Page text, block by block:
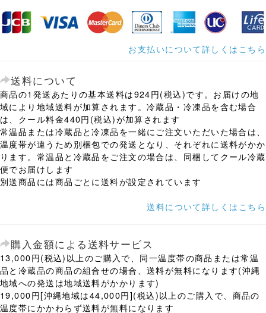
お支払いについて詳しくはこちら
送料について
商品の1発送あたりの基本送料は924円(税込)です。お届けの地
域により地域送料が加算されます。冷蔵品・冷凍品を含む場合
は、クール料金440円(税込)が加算されます
常温品または冷蔵品と冷凍品を一緒にご注文いただいた場合は、
温度帯が違うため別梱包での発送となり、それぞれに送料がかか
ります。常温品と冷蔵品をご注文の場合は、同梱してクール冷蔵
便でお届けします
別送商品には商品ごとに送料が設定されています
送料について詳しくはこちら
購入金額による送料サービス
13,000円(税込)以上のご購入で、同一温度帯の商品または常温
品と冷蔵品の商品の組合せの場合、送料が無料になります(沖縄
地域への発送は地域送料がかかります)
19,000円[沖縄地域は44,000円](税込)以上のご購入で、商品の
温度帯にかかわらず送料が無料になります